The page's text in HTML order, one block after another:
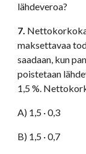
lähdeveroa?
7.
maksettavaa
saadaan, kun
poistetaan
1,5 %.
A) 1,5 · 0,3
B) 1,5 · 0,7